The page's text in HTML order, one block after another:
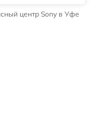
центр Sony в Уфе